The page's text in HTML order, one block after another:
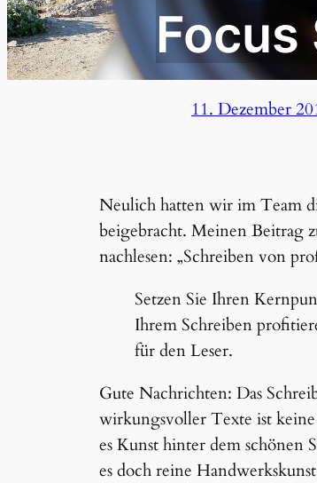
Focus
11. Dezember
Neulich hatten wir im Team
beigebracht. Meinen Beitrag
nachlesen: „Schreiben von
Setzen Sie Ihren
Ihrem Schreiben
für den Leser.
Gute Nachrichten: Das
wirkungsvoller Texte ist
es Kunst hinter dem schönen
es doch reine